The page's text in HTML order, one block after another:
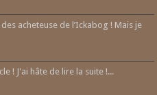
acheteuse de l’Ickabog ! Mais je
! J'ai hâte de lire la suite !...